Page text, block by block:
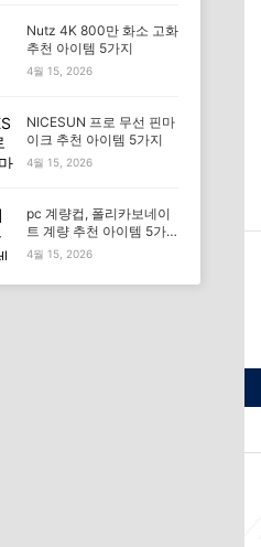
Nutz 4K 800만 화소 고화
추천 아이템 5가지
4월 15, 2026
NICESUN 프로 무선 핀마
이크 추천 아이템 5가지
4월 15, 2026
pc 계량컵, 폴리카보네이
트 계량 추천 아이템 5가
지
4월 15, 2026